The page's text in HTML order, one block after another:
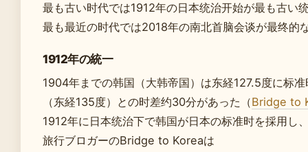
最も古い时代では1912年の日本统治开始が最も古い
最も最近の时代では2018年の南北首脑会谈が最终的
1912年の統一
1904年までの韩国（大韩帝国）は东経127.5度に标
（东経135度）との时差约30分があった（Bridge to
1912年に日本统治下で韩国が日本の标准时を採用し
旅行ブロガーのBridge to Koreaは